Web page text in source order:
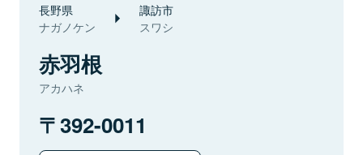
長野県
ナガノケン
諏訪市
スワシ
赤羽根
アカハネ
392-0011